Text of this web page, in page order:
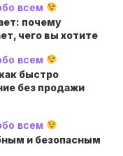
всем
почему
чего вы хотите
всем
быстро
без продажи
всем
и безопасным